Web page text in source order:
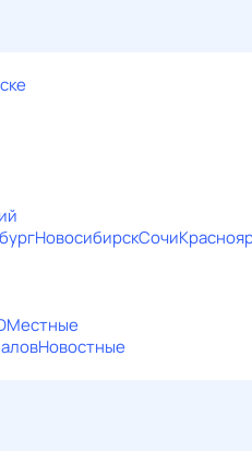
НовосибирскСочи
Местные
Новостные